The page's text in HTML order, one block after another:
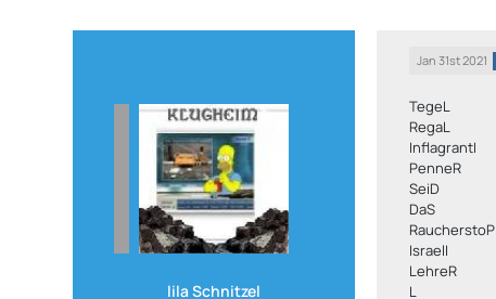
lila Schnitzel
Jan 31st 2021
TegeL
RegaL
InflagrantI
PenneR
SeiD
DaS
RaucherstoP
IsraelI
LehreR
L